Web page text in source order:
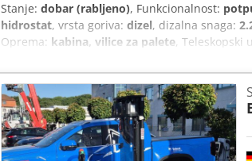
Stanje: dobar (rabljeno), Funkcionalnost:
hidrostat, vrsta goriva: dizel, dizalna snaga:
Oprema: kabina, vilice za palete, Teleskopski
brojaču: 4.871 radni sat Nosivost: 2,2 tone
Visina: samo 198 cm Širina: samo 190 cm -
- dodatni krug do nosača vilice - pogon na
džojstika - kamera za vožnju unatrag - kabina
spreman za upotrebu - dobra guma -
cijena: 21.900,00 € (neto) Moguća je i
novom lopatom ili novom radnom košarom!